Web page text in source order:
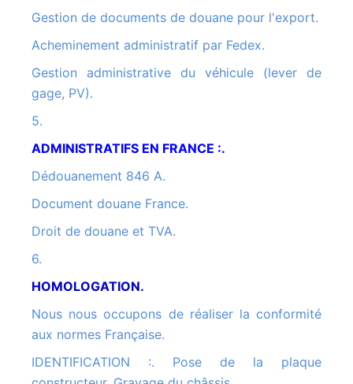
Gestion de documents de douane pour l'export.
Acheminement administratif par Fedex.
Gestion administrative du véhicule (lever de
gage, PV).
5.
ADMINISTRATIFS EN FRANCE :.
Dédouanement 846 A.
Document douane France.
Droit de douane et TVA.
6.
HOMOLOGATION.
Nous nous occupons de réaliser la conformité
aux normes Française.
IDENTIFICATION :. Pose de la plaque